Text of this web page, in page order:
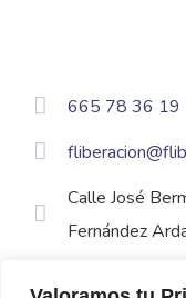
665 78 36 19
Calle José
Fernández